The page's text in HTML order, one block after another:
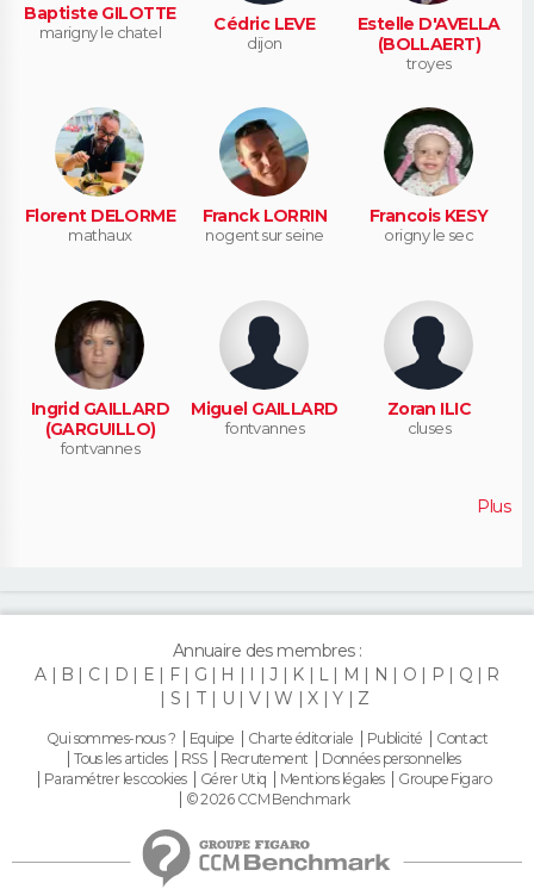
Baptiste GILOTTE
marigny le chatel Cédric LEVE
dijon
Estelle D'AVELLA
(BOLLAERT)
troyes
Florent DELORME
mathaux
Franck LORRIN
nogent sur seine
Francois KESY
origny le sec
Ingrid GAILLARD
(GARGUILLO)
fontvannes
Miguel GAILLARD
fontvannes
Zoran ILIC
cluses
Plus
Annuaire des membres :
A
B C D E F G H I J K L M N O P Q
R
S
T U V W X Y Z
Qui sommes-nous ? Equipe Charte éditoriale Publicité
Contact
Tous les articles
RSS Recrutement
Données personnelles
Paramétrer les cookies
Gérer Utiq Mentions légales
Groupe Figaro
© 2026 CCM Benchmark